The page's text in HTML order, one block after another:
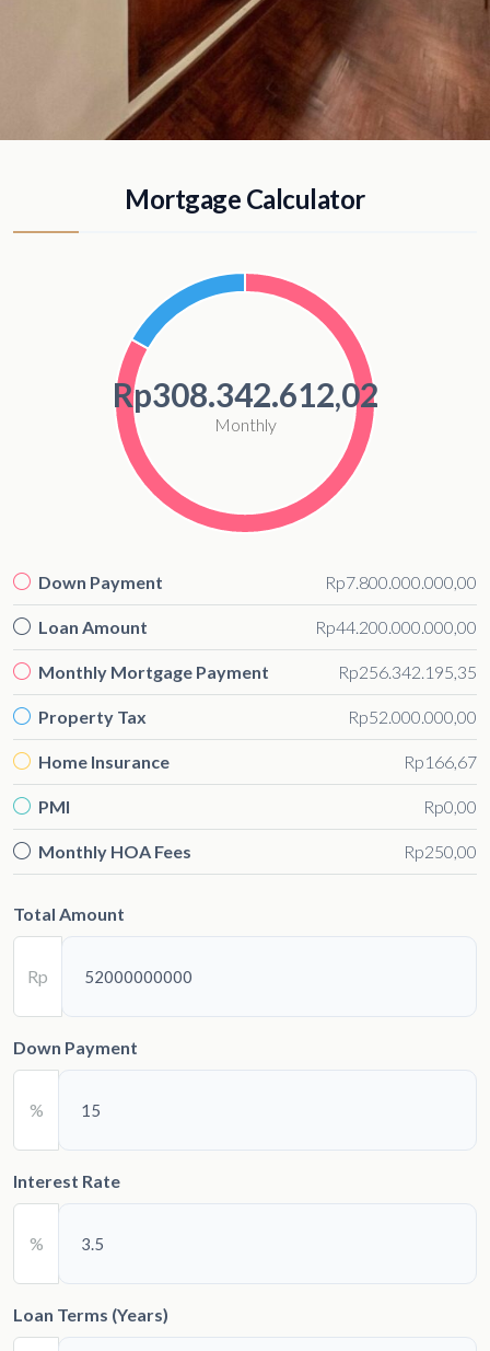
Mortgage Calculator
Rp308.342.612,02
Monthly
Down Payment Rp7.800.000.000,00
Loan Amount Rp44.200.000.000,00
Monthly Mortgage Payment Rp256.342.195,35
Property Tax Rp52.000.000,00
Home Insurance Rp166,67
PMI Rp0,00
Monthly HOA Fees Rp250,00
Total Amount
Rp
Down Payment
%
Interest Rate
%
Loan Terms (Years)